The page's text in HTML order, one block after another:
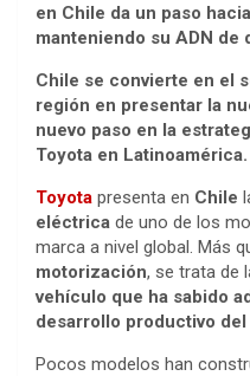
en Chile da un paso
manteniendo su ADN de
Chile se convierte en el
región en presentar la
nuevo paso en la
Toyota en Latinoamérica.
Toyota presenta en Chile
eléctrica de uno de los
marca a nivel global. Más
motorización, se trata de
vehículo que ha sabido
desarrollo productivo del
Pocos modelos han